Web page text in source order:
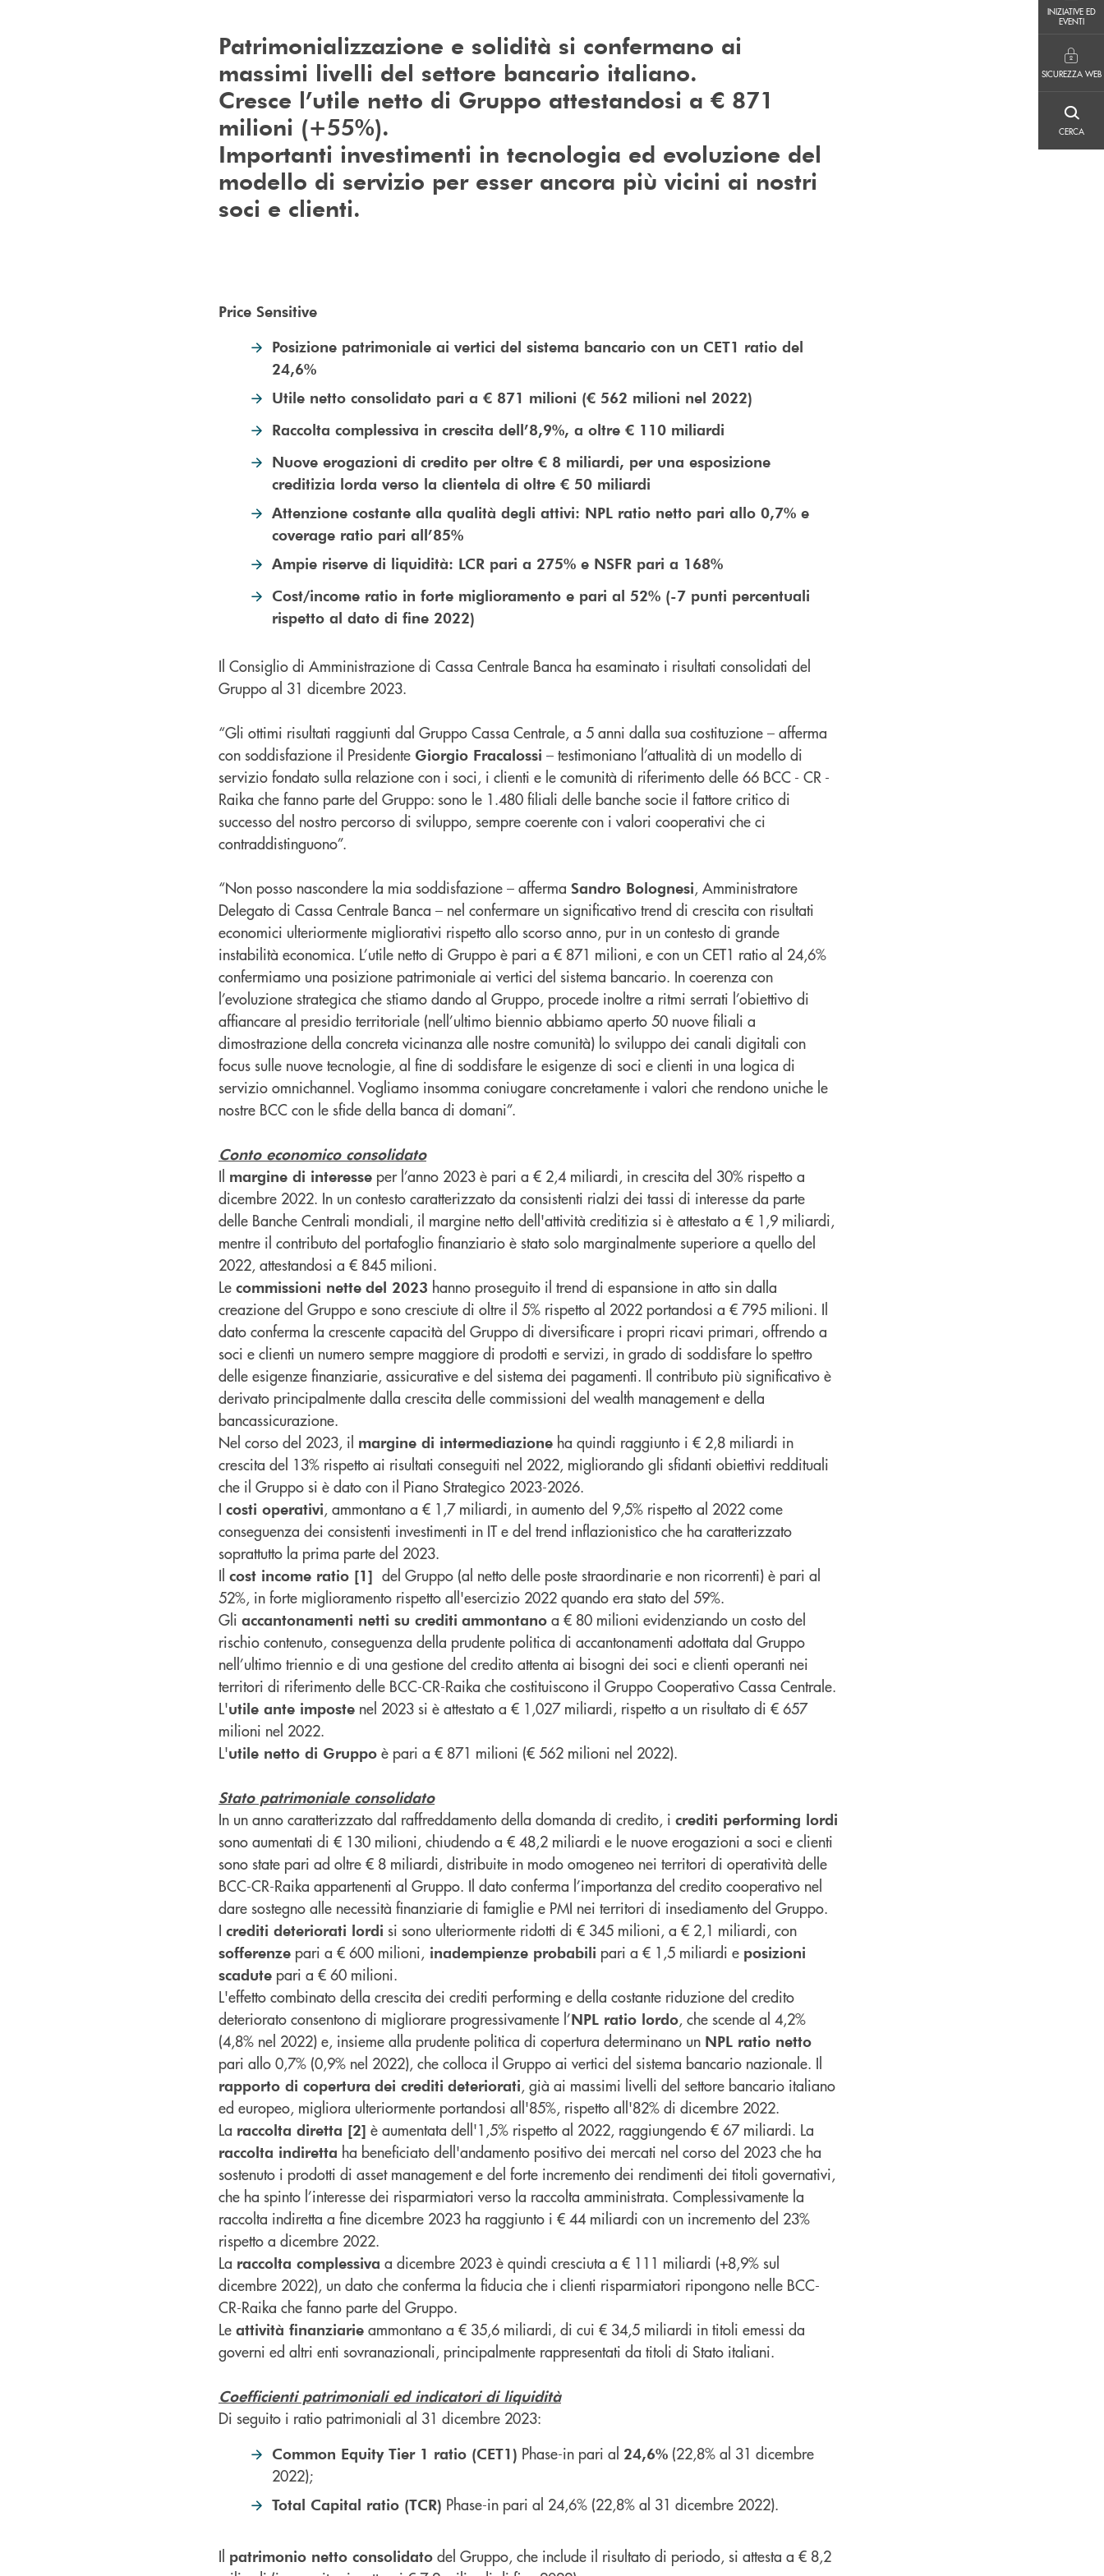
INIZIATIVE ED
EVENTI
SICUREZZA WEB
CERCA
Patrimonializzazione e solidità si confermano ai
massimi livelli del settore bancario italiano.
Cresce l’utile netto di Gruppo attestandosi a € 871
milioni (+55%).
Importanti investimenti in tecnologia ed evoluzione del
modello di servizio per esser ancora più vicini ai nostri
soci e clienti.
Price Sensitive
Posizione patrimoniale ai vertici del sistema bancario con un CET1 ratio del
24,6%
Utile netto consolidato pari a € 871 milioni (€ 562 milioni nel 2022)
Raccolta complessiva in crescita dell’8,9%, a oltre € 110 miliardi
Nuove erogazioni di credito per oltre € 8 miliardi, per una esposizione
creditizia lorda verso la clientela di oltre € 50 miliardi
Attenzione costante alla qualità degli attivi: NPL ratio netto pari allo 0,7% e
coverage ratio pari all’85%
Ampie riserve di liquidità: LCR pari a 275% e NSFR pari a 168%
Cost/income ratio in forte miglioramento e pari al 52% (-7 punti percentuali
rispetto al dato di fine 2022)
Il Consiglio di Amministrazione di Cassa Centrale Banca ha esaminato i risultati consolidati del
Gruppo al 31 dicembre 2023.
“Gli ottimi risultati raggiunti dal Gruppo Cassa Centrale, a 5 anni dalla sua costituzione – afferma
con soddisfazione il Presidente Giorgio Fracalossi – testimoniano l’attualità di un modello di
servizio fondato sulla relazione con i soci, i clienti e le comunità di riferimento delle 66 BCC - CR -
Raika che fanno parte del Gruppo: sono le 1.480 filiali delle banche socie il fattore critico di
successo del nostro percorso di sviluppo, sempre coerente con i valori cooperativi che ci
contraddistinguono”.
“Non posso nascondere la mia soddisfazione – afferma Sandro Bolognesi, Amministratore
Delegato di Cassa Centrale Banca – nel confermare un significativo trend di crescita con risultati
economici ulteriormente migliorativi rispetto allo scorso anno, pur in un contesto di grande
instabilità economica. L’utile netto di Gruppo è pari a € 871 milioni, e con un CET1 ratio al 24,6%
confermiamo una posizione patrimoniale ai vertici del sistema bancario. In coerenza con
l’evoluzione strategica che stiamo dando al Gruppo, procede inoltre a ritmi serrati l’obiettivo di
affiancare al presidio territoriale (nell’ultimo biennio abbiamo aperto 50 nuove filiali a
dimostrazione della concreta vicinanza alle nostre comunità) lo sviluppo dei canali digitali con
focus sulle nuove tecnologie, al fine di soddisfare le esigenze di soci e clienti in una logica di
servizio omnichannel. Vogliamo insomma coniugare concretamente i valori che rendono uniche le
nostre BCC con le sfide della banca di domani”.
Conto economico consolidato
Il margine di interesse per l’anno 2023 è pari a € 2,4 miliardi, in crescita del 30% rispetto a
dicembre 2022. In un contesto caratterizzato da consistenti rialzi dei tassi di interesse da parte
delle Banche Centrali mondiali, il margine netto dell'attività creditizia si è attestato a € 1,9 miliardi,
mentre il contributo del portafoglio finanziario è stato solo marginalmente superiore a quello del
2022, attestandosi a € 845 milioni.
Le commissioni nette del 2023 hanno proseguito il trend di espansione in atto sin dalla
creazione del Gruppo e sono cresciute di oltre il 5% rispetto al 2022 portandosi a € 795 milioni. Il
dato conferma la crescente capacità del Gruppo di diversificare i propri ricavi primari, offrendo a
soci e clienti un numero sempre maggiore di prodotti e servizi, in grado di soddisfare lo spettro
delle esigenze finanziarie, assicurative e del sistema dei pagamenti. Il contributo più significativo è
derivato principalmente dalla crescita delle commissioni del wealth management e della
bancassicurazione.
Nel corso del 2023, il margine di intermediazione ha quindi raggiunto i € 2,8 miliardi in
crescita del 13% rispetto ai risultati conseguiti nel 2022, migliorando gli sfidanti obiettivi reddituali
che il Gruppo si è dato con il Piano Strategico 2023-2026.
I costi operativi, ammontano a € 1,7 miliardi, in aumento del 9,5% rispetto al 2022 come
conseguenza dei consistenti investimenti in IT e del trend inflazionistico che ha caratterizzato
soprattutto la prima parte del 2023.
Il cost income ratio [1] del Gruppo (al netto delle poste straordinarie e non ricorrenti) è pari al
52%, in forte miglioramento rispetto all'esercizio 2022 quando era stato del 59%.
Gli accantonamenti netti su crediti ammontano a € 80 milioni evidenziando un costo del
rischio contenuto, conseguenza della prudente politica di accantonamenti adottata dal Gruppo
nell’ultimo triennio e di una gestione del credito attenta ai bisogni dei soci e clienti operanti nei
territori di riferimento delle BCC-CR-Raika che costituiscono il Gruppo Cooperativo Cassa Centrale.
L'utile ante imposte nel 2023 si è attestato a € 1,027 miliardi, rispetto a un risultato di € 657
milioni nel 2022.
L'utile netto di Gruppo è pari a € 871 milioni (€ 562 milioni nel 2022).
Stato patrimoniale consolidato
In un anno caratterizzato dal raffreddamento della domanda di credito, i crediti performing lordi
sono aumentati di € 130 milioni, chiudendo a € 48,2 miliardi e le nuove erogazioni a soci e clienti
sono state pari ad oltre € 8 miliardi, distribuite in modo omogeneo nei territori di operatività delle
BCC-CR-Raika appartenenti al Gruppo. Il dato conferma l’importanza del credito cooperativo nel
dare sostegno alle necessità finanziarie di famiglie e PMI nei territori di insediamento del Gruppo.
I crediti deteriorati lordi si sono ulteriormente ridotti di € 345 milioni, a € 2,1 miliardi, con
sofferenze pari a € 600 milioni, inadempienze probabili pari a € 1,5 miliardi e posizioni
scadute pari a € 60 milioni.
L'effetto combinato della crescita dei crediti performing e della costante riduzione del credito
deteriorato consentono di migliorare progressivamente l’NPL ratio lordo, che scende al 4,2%
(4,8% nel 2022) e, insieme alla prudente politica di copertura determinano un NPL ratio netto
pari allo 0,7% (0,9% nel 2022), che colloca il Gruppo ai vertici del sistema bancario nazionale. Il
rapporto di copertura dei crediti deteriorati, già ai massimi livelli del settore bancario italiano
ed europeo, migliora ulteriormente portandosi all'85%, rispetto all'82% di dicembre 2022.
La raccolta diretta [2] è aumentata dell'1,5% rispetto al 2022, raggiungendo € 67 miliardi. La
raccolta indiretta ha beneficiato dell'andamento positivo dei mercati nel corso del 2023 che ha
sostenuto i prodotti di asset management e del forte incremento dei rendimenti dei titoli governativi,
che ha spinto l’interesse dei risparmiatori verso la raccolta amministrata. Complessivamente la
raccolta indiretta a fine dicembre 2023 ha raggiunto i € 44 miliardi con un incremento del 23%
rispetto a dicembre 2022.
La raccolta complessiva a dicembre 2023 è quindi cresciuta a € 111 miliardi (+8,9% sul
dicembre 2022), un dato che conferma la fiducia che i clienti risparmiatori ripongono nelle BCC-
CR-Raika che fanno parte del Gruppo.
Le attività finanziarie ammontano a € 35,6 miliardi, di cui € 34,5 miliardi in titoli emessi da
governi ed altri enti sovranazionali, principalmente rappresentati da titoli di Stato italiani.
Coefficienti patrimoniali ed indicatori di liquidità
Di seguito i ratio patrimoniali al 31 dicembre 2023:
Common Equity Tier 1 ratio (CET1) Phase-in pari al 24,6% (22,8% al 31 dicembre
2022);
Total Capital ratio (TCR) Phase-in pari al 24,6% (22,8% al 31 dicembre 2022).
Il patrimonio netto consolidato del Gruppo, che include il risultato di periodo, si attesta a € 8,2